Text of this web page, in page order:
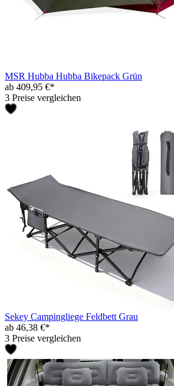
MSR Hubba Hubba Bikepack Grün
ab 409,95 €*
3 Preise vergleichen
Sekey Campingliege Feldbett Grau
ab 46,38 €*
3 Preise vergleichen